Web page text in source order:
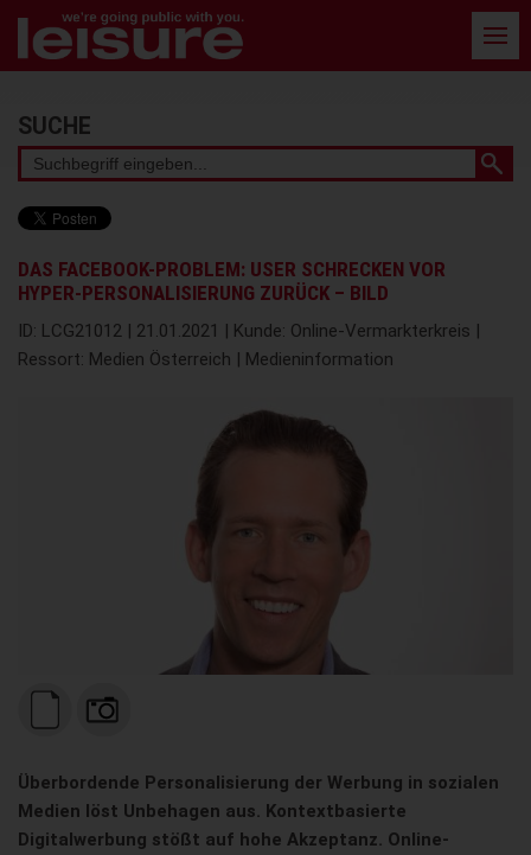
Barrierefreie
Bedienung
der
Stichwortsuche
SUCHE
DAS FACEBOOK-PROBLEM: USER SCHRECKEN VOR
HYPER-PERSONALISIERUNG ZURÜCK – BILD
ID: LCG21012 | 21.01.2021 | Kunde: Online-Vermarkterkreis |
Ressort: Medien Österreich | Medieninformation
Überbordende Personalisierung der Werbung in sozialen
Medien löst Unbehagen aus. Kontextbasierte
Digitalwerbung stößt auf hohe Akzeptanz. Online-